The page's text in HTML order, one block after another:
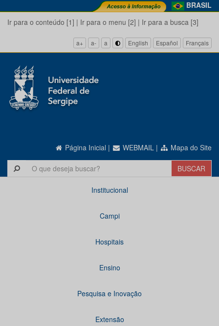
BRASIL
Ir para o conteúdo [1] | Ir para o menu [2] | Ir para a busca [3]
a+ a- a English Español Français
Página Inicial | WEBMAIL | Mapa do Site
Institucional
Campi
Hospitais
Ensino
Pesquisa e Inovação
Extensão